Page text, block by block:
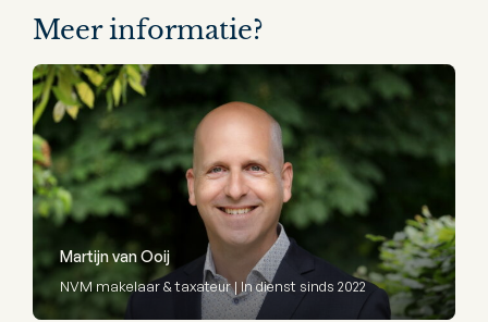
Meer informatie?
Martijn van Ooij
NVM makelaar & taxateur | In dienst sinds 2022